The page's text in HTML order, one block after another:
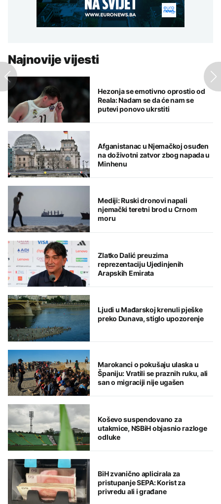
Najnovije vijesti
Hezonja se emotivno oprostio od
Reala: Nadam se da će nam se
putevi ponovo ukrstiti
Afganistanac u Njemačkoj osuđen
na doživotni zatvor zbog napada u
Minhenu
Mediji: Ruski dronovi napali
njemački teretni brod u Crnom
moru
Zlatko Dalić preuzima
reprezentaciju Ujedinjenih
Arapskih Emirata
Ljudi u Mađarskoj krenuli pješke
preko Dunava, stiglo upozorenje
Marokanci o pokušaju ulaska u
Španiju: Vratili se praznih ruku, ali
san o migraciji nije ugašen
Koševo suspendovano za
utakmice, NSBiH objasnio razloge
odluke
BiH zvanično aplicirala za
pristupanje SEPA: Korist za
privredu ali i građane